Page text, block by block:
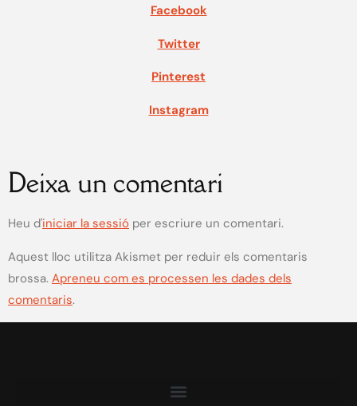
Facebook
Twitter
Pinterest
Instagram
Deixa un comentari
Heu d'iniciar la sessió per escriure un comentari.
Aquest lloc utilitza Akismet per reduir els comentaris
brossa. Apreneu com es processen les dades dels
comentaris.